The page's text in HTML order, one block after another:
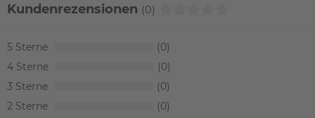
Kundenrezensionen (0)
5
0
4
0
3
0
2
0